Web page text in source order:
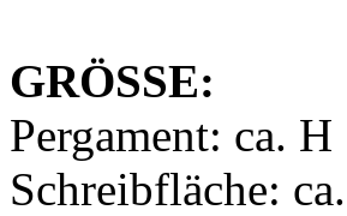
GRÖSSE:
Pergament: ca.
Schreibfläche: